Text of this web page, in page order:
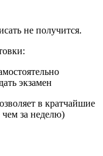
не получится.
экзамен
в кратчайшие
чем за неделю)